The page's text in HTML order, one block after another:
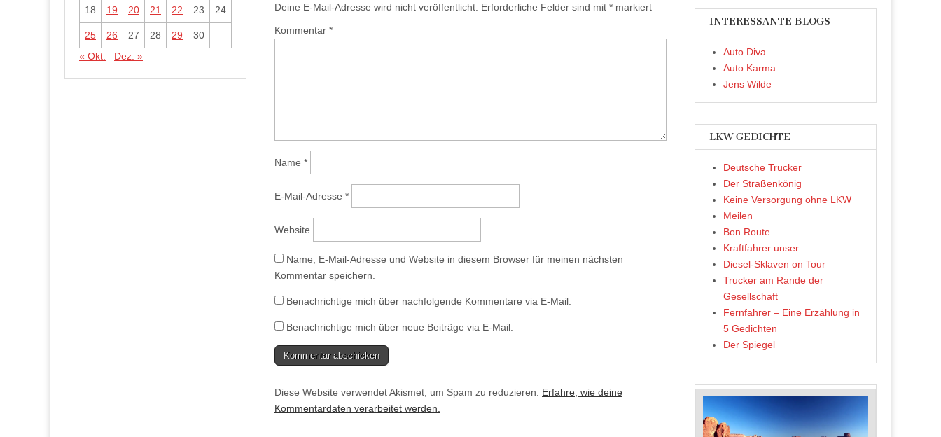
Deine E-Mail-Adresse wird nicht veröffentlicht. Erforderliche Felder sind mit * markiert
Kommentar *
Name *
E-Mail-Adresse *
Website
Name, E-Mail-Adresse und Website in diesem Browser für meinen nächsten
Kommentar speichern.
Benachrichtige mich über nachfolgende Kommentare via E-Mail.
Benachrichtige mich über neue Beiträge via E-Mail.
Diese Website verwendet Akismet, um Spam zu reduzieren. Erfahre, wie deine
Kommentardaten verarbeitet werden.
18 19 20 21 22 23 24
25 26 27 28 29
30
« Okt.
Dez. »
INTERESSANTE BLOGS
Auto Diva
Auto Karma
Jens Wilde
LKW GEDICHTE
Deutsche Trucker
Der Straßenkönig
Keine Versorgung ohne LKW
Meilen
Bon Route
Kraftfahrer unser
Diesel-Sklaven on Tour
Trucker am Rande der
Gesellschaft
Fernfahrer – Eine Erzählung in
5 Gedichten
Der Spiegel